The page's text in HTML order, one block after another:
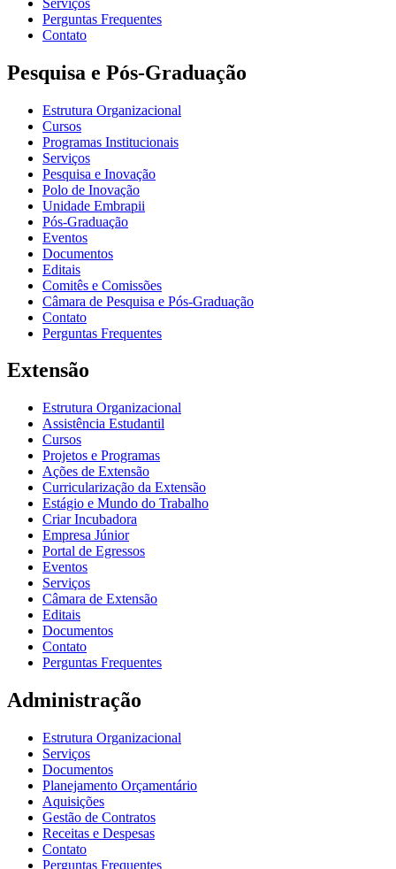
Perguntas Frequentes
Contato
Pesquisa e Pós-Graduação
Estrutura Organizacional
Cursos
Programas Institucionais
Serviços
Pesquisa e Inovação
Polo de Inovação
Unidade Embrapii
Pós-Graduação
Eventos
Documentos
Editais
Comitês e Comissões
Câmara de Pesquisa e Pós-Graduação
Contato
Perguntas Frequentes
Extensão
Estrutura Organizacional
Assistência Estudantil
Cursos
Projetos e Programas
Ações de Extensão
Curricularização da Extensão
Estágio e Mundo do Trabalho
Criar Incubadora
Empresa Júnior
Portal de Egressos
Eventos
Serviços
Câmara de Extensão
Editais
Documentos
Contato
Perguntas Frequentes
Administração
Estrutura Organizacional
Serviços
Documentos
Planejamento Orçamentário
Aquisições
Gestão de Contratos
Receitas e Despesas
Contato
Perguntas Frequentes